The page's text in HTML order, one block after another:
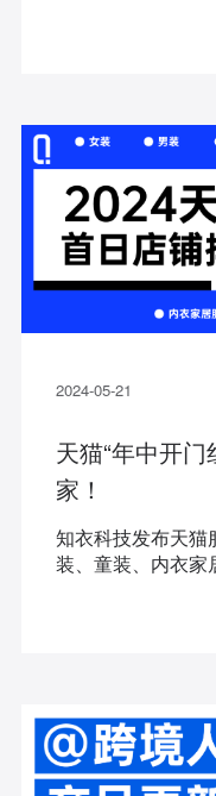
2024-05-21
天猫“年中开
家！
知衣科技发布天猫
装、童装、内衣家